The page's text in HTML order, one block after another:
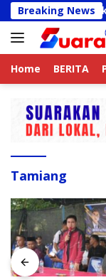
Langsung
ke
konten
Breaking News
Online Aktif Jaga
Home BERITA
Tamiang